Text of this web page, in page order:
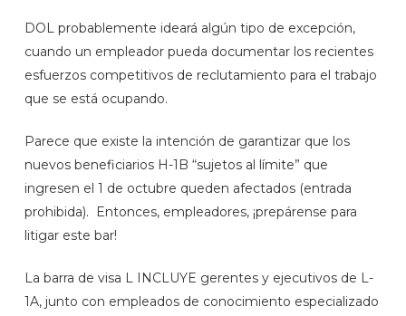
DOL probablemente ideará algún tipo de excepción,
cuando un empleador pueda documentar los recientes
esfuerzos competitivos de reclutamiento para el trabajo
que se está ocupando.
Parece que existe la intención de garantizar que los
nuevos beneficiarios H-1B “sujetos al límite” que
ingresen el 1 de octubre queden afectados (entrada
prohibida). Entonces, empleadores, ¡prepárense para
litigar este bar!
La barra de visa L INCLUYE gerentes y ejecutivos de L-
1A, junto con empleados de conocimiento especializado